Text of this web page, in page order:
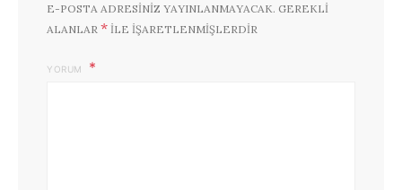
E-POSTA ADRESINIZ YAYINLANMAYACAK. GEREKLI
ALANLAR * ILE IŞARETLENMIŞLERDIR
YORUM